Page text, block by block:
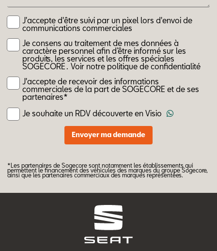
J'accepte d'être suivi par un pixel lors d'envoi de
communications commerciales
Je consens au traitement de mes données à
caractère personnel afin d’être informé sur les
produits, les services et les offres spéciales
SOGECORE . Voir notre politique de confidentialité
J'accepte de recevoir des informations
commerciales de la part de SOGECORE et de ses
partenaires*
Je souhaite un RDV découverte en Visio
*Les partenaires de Sogecore sont notamment les établissements qui
permettent le financement des véhicules des marques du groupe Sogecore,
ainsi que les partenaires commerciaux des marques représentées.